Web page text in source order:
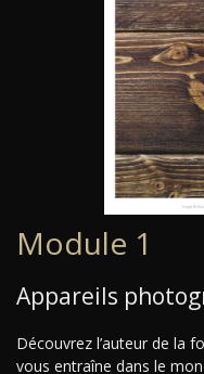
Module 1
Appareils
Découvrez l’auteur de la
vous entraîne dans le